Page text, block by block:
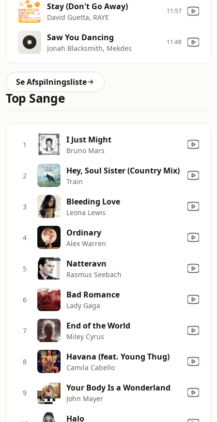
Stay (Don't Go Away)
David Guetta, RAYE
11:57
Saw You Dancing
Jonah Blacksmith, Mekdes
11:48
Se Afspilningsliste
Top Sange
1 I Just Might
Bruno Mars
2 Hey, Soul Sister (Country Mix)
Train
3 Bleeding Love
Leona Lewis
4 Ordinary
Alex Warren
5 Natteravn
Rasmus Seebach
6 Bad Romance
Lady Gaga
7 End of the World
Miley Cyrus
8 Havana (feat. Young Thug)
Camila Cabello
9 Your Body Is a Wonderland
John Mayer
Halo